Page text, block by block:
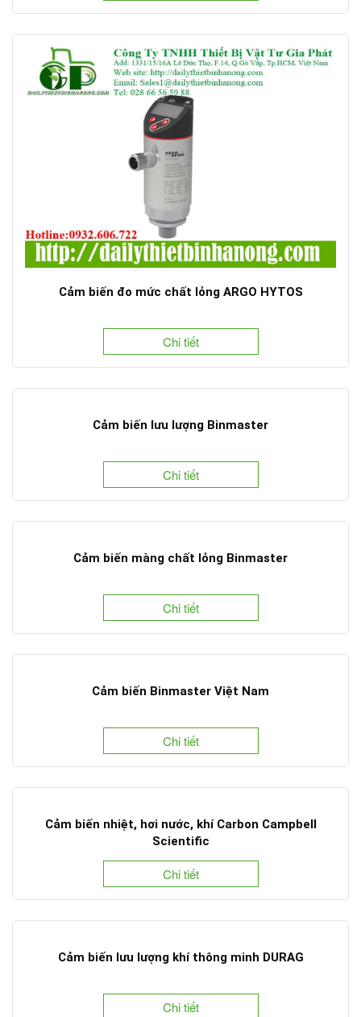
Cảm biến đo mức chất lỏng ARGO HYTOS
Chi tiết
Cảm biến lưu lượng Binmaster
Chi tiết
Cảm biến màng chất lỏng Binmaster
Chi tiết
Cảm biến Binmaster Việt Nam
Chi tiết
Cảm biến nhiệt, hơi nước, khí Carbon Campbell
Scientific
Chi tiết
Cảm biến lưu lượng khí thông minh DURAG
Chi tiết